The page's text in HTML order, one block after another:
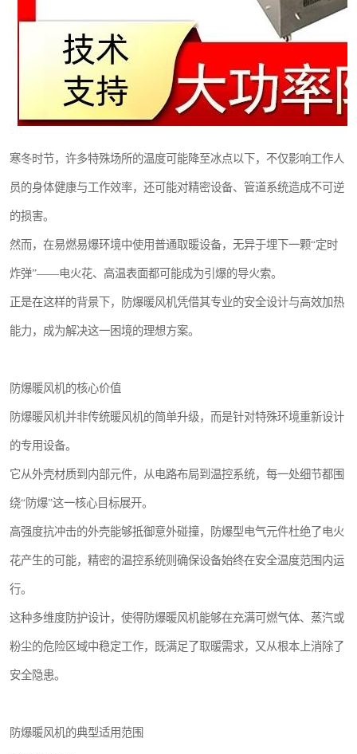
寒冬时节，许多特殊场所的温度可能降至冰点以下，不仅影响工作人
员的身体健康与工作效率，还可能对精密设备、管道系统造成不可逆
的损害。
然而，在易燃易爆环境中使用普通取暖设备，无异于埋下一颗“定时
炸弹”——电火花、高温表面都可能成为引爆的导火索。
正是在这样的背景下，防爆暖风机凭借其专业的安全设计与高效加热
能力，成为解决这一困境的理想方案。
防爆暖风机的核心价值
防爆暖风机并非传统暖风机的简单升级，而是针对特殊环境重新设计
的专用设备。
它从外壳材质到内部元件，从电路布局到温控系统，每一处细节都围
绕“防爆”这一核心目标展开。
高强度抗冲击的外壳能够抵御意外碰撞，防爆型电气元件杜绝了电火
花产生的可能，精密的温控系统则确保设备始终在安全温度范围内运
行。
这种多维度防护设计，使得防爆暖风机能够在充满可燃气体、蒸汽或
粉尘的危险区域中稳定工作，既满足了取暖需求，又从根本上消除了
安全隐患。
防爆暖风机的典型适用范围